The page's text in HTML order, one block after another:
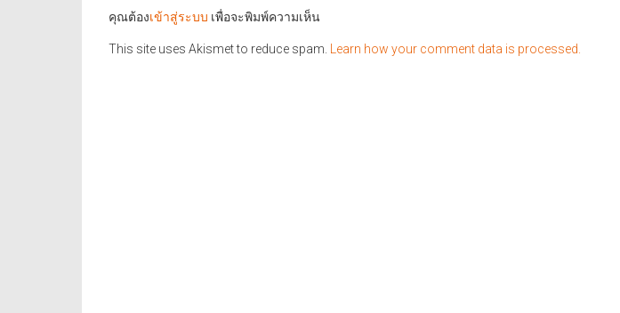
คุณต้องเข้าสู่ระบบ เพื่อจะพิมพ์ความเห็น
This site uses Akismet to reduce spam. Learn how your comment data is processed.